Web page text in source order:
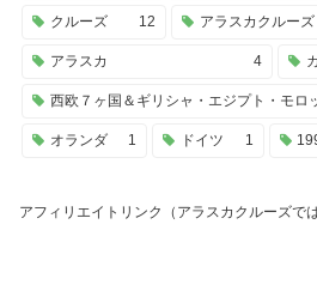
クルーズ 12 アラスカクルーズ
アラスカ 4
西欧７ヶ国＆ギリシャ・エジプト・モロ
オランダ 1 ドイツ 1
アフィリエイトリンク（アラスカクルーズで